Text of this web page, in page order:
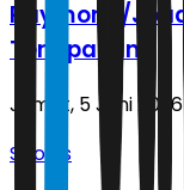
Raymond/
Terlupakan!
Jumat, 5 Juni 2026
Sports